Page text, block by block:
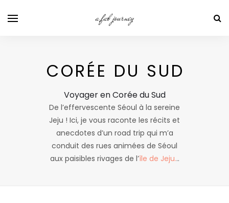
a fab journey
CORÉE DU SUD
Voyager en Corée du Sud
De l’effervescente Séoul à la sereine
Jeju ! Ici, je vous raconte les récits et
anecdotes d’un road trip qui m’a
conduit des rues animées de Séoul
aux paisibles rivages de l’île de Jeju...